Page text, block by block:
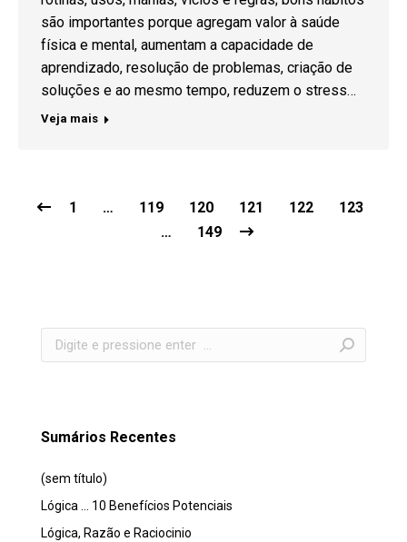
são importantes porque agregam valor à saúde
física e mental, aumentam a capacidade de
aprendizado, resolução de problemas, criação de
soluções e ao mesmo tempo, reduzem o stress…
Veja mais
1 … 119 120 121 122
123
…
149
Search:
Sumários Recentes
(sem título)
Lógica … 10 Benefícios Potenciais
Lógica, Razão e Raciocinio